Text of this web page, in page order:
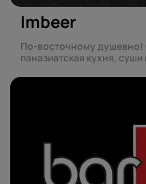
Imbeer
По-восточному душевно!
паназиатская кухня,